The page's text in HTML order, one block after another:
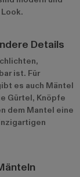
Details
ist. Für
es auch Mäntel
Gürtel, Knöpfe
dem Mantel eine